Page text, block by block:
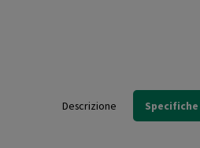
Descrizione